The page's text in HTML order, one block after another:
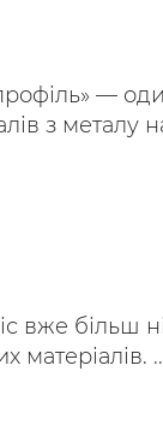
—
з металу
вже більш
матеріалів.